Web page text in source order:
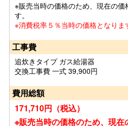
※販売当時の価格のため、現在の価
す。
※消費税率５％当時の価格となりま
工事費
追炊きタイプ ガス給湯器
交換工事費 一式 39,900円
費用総額
171,710円（税込）
※販売当時の価格のため、現